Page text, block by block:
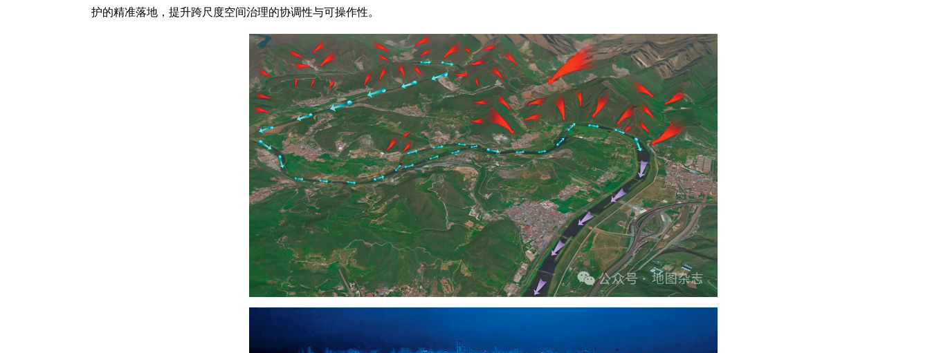
护的精准落地，提升跨尺度空间治理的协调性与可操作性。